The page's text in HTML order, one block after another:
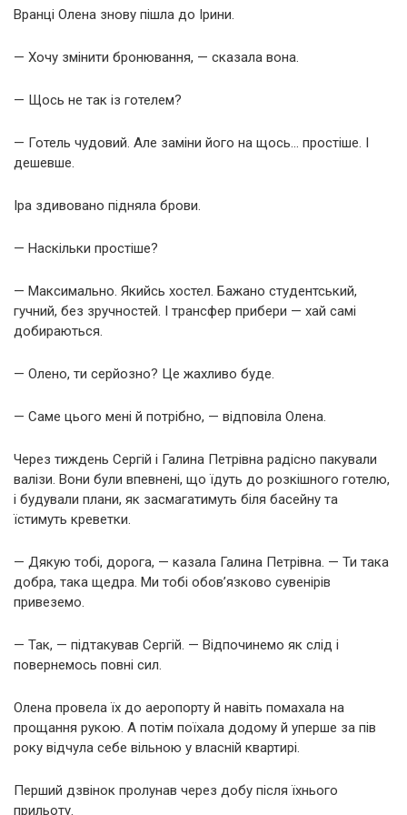
Вранці Олена знову пішла до Ірини.
— Хочу змінити бронювання, — сказала вона.
— Щось не так із готелем?
— Готель чудовий. Але заміни його на щось… простіше. І
дешевше.
Іра здивовано підняла брови.
— Наскільки простіше?
— Максимально. Якийсь хостел. Бажано студентський,
гучний, без зручностей. І трансфер прибери — хай самі
добираються.
— Олено, ти серйозно? Це жахливо буде.
— Саме цього мені й потрібно, — відповіла Олена.
Через тиждень Сергій і Галина Петрівна радісно пакували
валізи. Вони були впевнені, що їдуть до розкішного готелю,
і будували плани, як засмагатимуть біля басейну та
їстимуть креветки.
— Дякую тобі, дорога, — казала Галина Петрівна. — Ти така
добра, така щедра. Ми тобі обов’язково сувенірів
привеземо.
— Так, — підтакував Сергій. — Відпочинемо як слід і
повернемось повні сил.
Олена провела їх до аеропорту й навіть помахала на
прощання рукою. А потім поїхала додому й уперше за пів
року відчула себе вільною у власній квартирі.
Перший дзвінок пролунав через добу після їхнього
прильоту.